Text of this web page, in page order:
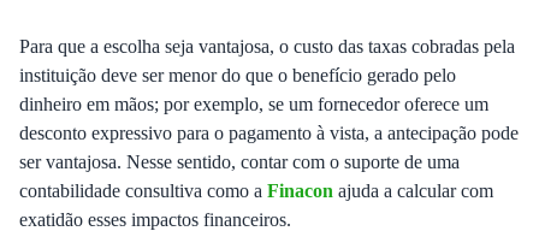
Para que a escolha seja vantajosa, o custo das taxas cobradas pela
instituição deve ser menor do que o benefício gerado pelo
dinheiro em mãos; por exemplo, se um fornecedor oferece um
desconto expressivo para o pagamento à vista, a antecipação pode
ser vantajosa. Nesse sentido, contar com o suporte de uma
contabilidade consultiva como a Finacon ajuda a calcular com
exatidão esses impactos financeiros.